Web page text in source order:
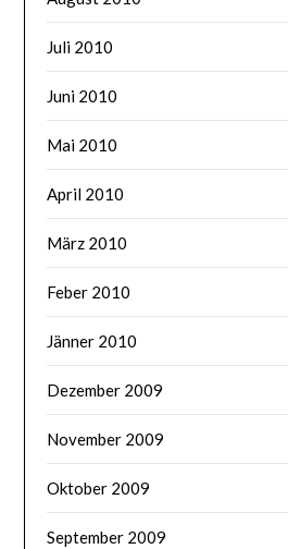
Juli 2010
Juni 2010
Mai 2010
April 2010
März 2010
Feber 2010
Jänner 2010
Dezember 2009
November 2009
Oktober 2009
September 2009